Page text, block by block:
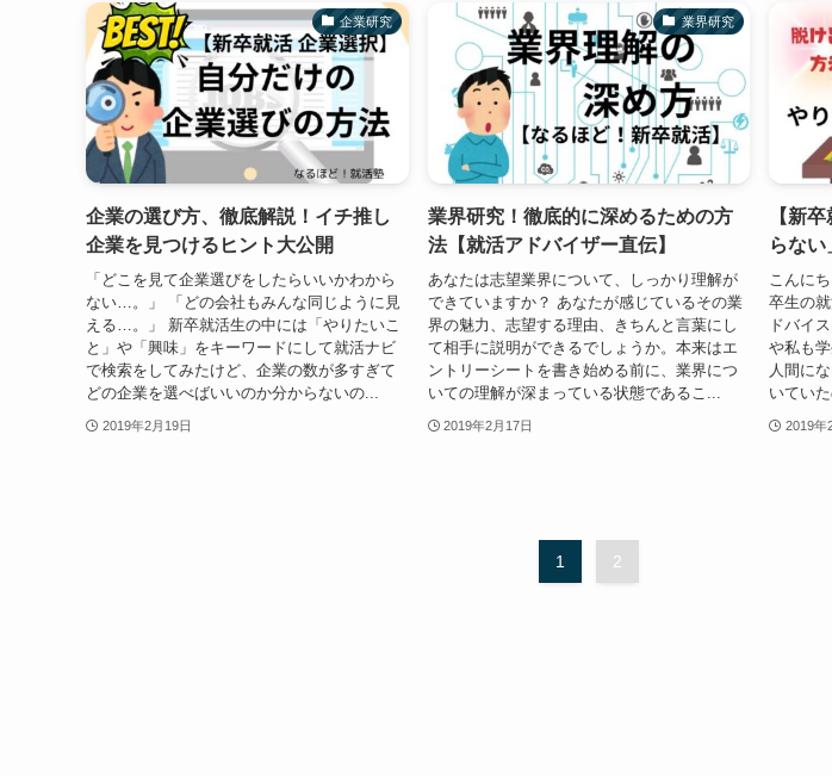
企業研究
企業の選び方、徹底解説！イチ推し
企業を見つけるヒント大公開
「どこを見て企業選びをしたらいいかわから
ない…。」 「どの会社もみんな同じように見
える…。」 新卒就活生の中には「やりたいこ
と」や「興味」をキーワードにして就活ナビ
で検索をしてみたけど、企業の数が多すぎて
どの企業を選べばいいのか分からないの...
2019年2月19日
業界研究
業界研究！徹底的に深めるための方
法【就活アドバイザー直伝】
あなたは志望業界について、しっかり理解が
できていますか？ あなたが感じているその業
界の魅力、志望する理由、きちんと言葉にし
て相手に説明ができるでしょうか。本来はエ
ントリーシートを書き始める前に、業界につ
いての理解が深まっている状態であるこ...
2019年2月17日
【新
らな
こんに
卒生の
ドバイ
や私も
人間に
いてい
2019年
1 2